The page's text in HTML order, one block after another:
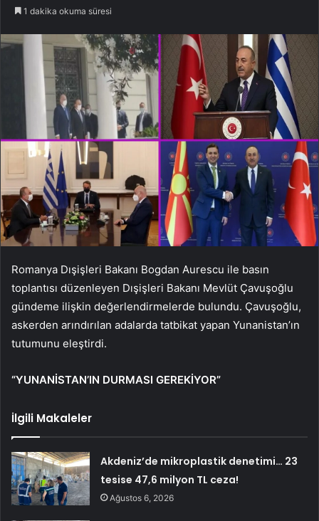
1 dakika okuma süresi
Romanya Dışişleri Bakanı Bogdan Aurescu ile basın
toplantısı düzenleyen Dışişleri Bakanı Mevlüt Çavuşoğlu
gündeme ilişkin değerlendirmelerde bulundu. Çavuşoğlu,
askerden arındırılan adalarda tatbikat yapan Yunanistan’ın
tutumunu eleştirdi.
“YUNANİSTAN’IN DURMASI GEREKİYOR”
İlgili Makaleler
Akdeniz’de mikroplastik denetimi… 23
tesise 47,6 milyon TL ceza!
Ağustos 6, 2026